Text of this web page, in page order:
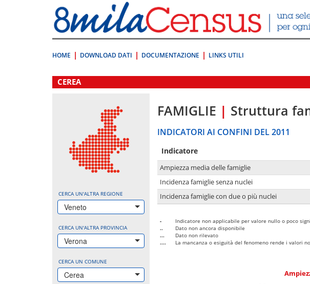
direttamente
a:
Contenuto
HOME DOWNLOAD DATI DOCUMENTAZIONE LINKS UTILI
.
CEREA
CERCA UN'ALTRA REGIONE
Veneto
CERCA UN'ALTRA PROVINCIA
Verona
CERCA UN COMUNE
Cerea
FAMIGLIE | Struttura
INDICATORI AI CONFINI DEL 2011
Indicatore
Ampiezza media delle famiglie
Incidenza famiglie senza nuclei
Incidenza famiglie con due o più nuclei
-
Indicatore non applicabile per valore nullo o poco
..
Dato non ancora disponibile
...
Dato non rilevato
....
La mancanza o esiguità del fenomeno rende i valori